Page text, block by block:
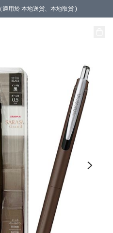
用於 本地送貨、本地取貨 )